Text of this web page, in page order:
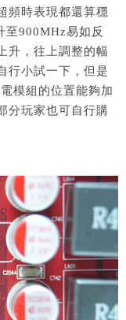
頻時表現都還算穩
至900MHz易如反
升，往上調整的幅
行小試一下，但是
模組的位置能夠加
分玩家也可自行購